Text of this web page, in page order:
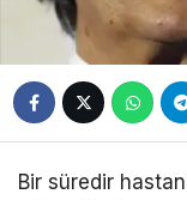
Bir süredir